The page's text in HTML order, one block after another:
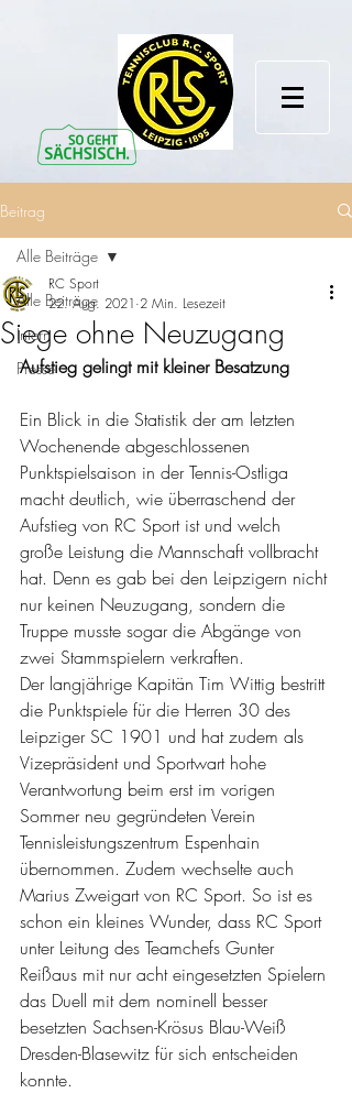
Beitrag
Alle Beiträge
Intern
Presse
Alle Beiträge
Siege ohne Neuzugang
RC Sport
22. Aug. 2021 2 Min. Lesezeit
Aufstieg gelingt mit kleiner Besatzung
Ein Blick in die Statistik der am letzten
Wochenende abgeschlossenen
Punktspielsaison in der Tennis-Ostliga
macht deutlich, wie überraschend der
Aufstieg von RC Sport ist und welch
große Leistung die Mannschaft vollbracht
hat. Denn es gab bei den Leipzigern nicht
nur keinen Neuzugang, sondern die
Truppe musste sogar die Abgänge von
zwei Stammspielern verkraften.
Der langjährige Kapitän Tim Wittig bestritt
die Punktspiele für die Herren 30 des
Leipziger SC 1901 und hat zudem als
Vizepräsident und Sportwart hohe
Verantwortung beim erst im vorigen
Sommer neu gegründeten Verein
Tennisleistungszentrum Espenhain
übernommen. Zudem wechselte auch
Marius Zweigart von RC Sport. So ist es
schon ein kleines Wunder, dass RC Sport
unter Leitung des Teamchefs Gunter
Reißaus mit nur acht eingesetzten Spielern
das Duell mit dem nominell besser
besetzten Sachsen-Krösus Blau-Weiß
Dresden-Blasewitz für sich entscheiden
konnte.